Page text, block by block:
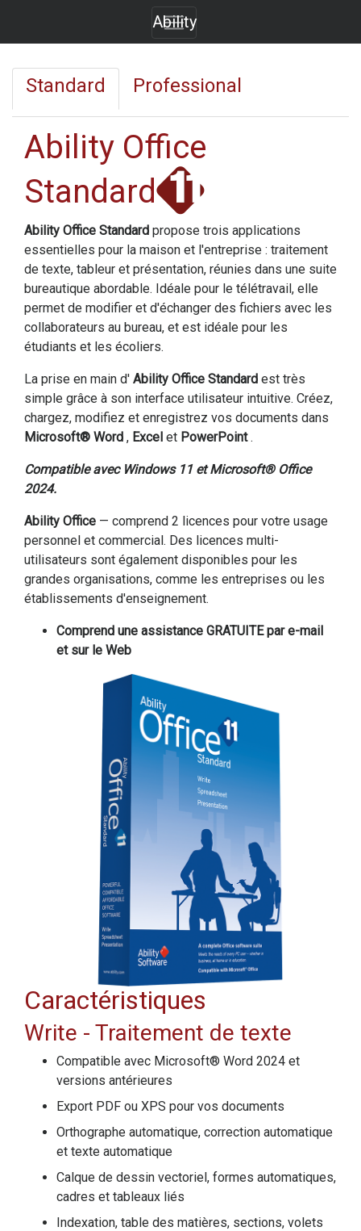
Ability
Standard Professional
Ability Office
Standard
Ability Office Standard propose trois applications
essentielles pour la maison et l'entreprise : traitement
de texte, tableur et présentation, réunies dans une suite
bureautique abordable. Idéale pour le télétravail, elle
permet de modifier et d'échanger des fichiers avec les
collaborateurs au bureau, et est idéale pour les
étudiants et les écoliers.
La prise en main d' Ability Office Standard est très
simple grâce à son interface utilisateur intuitive. Créez,
chargez, modifiez et enregistrez vos documents dans
Microsoft® Word , Excel et PowerPoint.
Compatible avec Windows 11 et Microsoft® Office
2024.
Ability Office — comprend 2 licences pour votre usage
personnel et commercial. Des licences multi-
utilisateurs sont également disponibles pour les
grandes organisations, comme les entreprises ou les
établissements d'enseignement.
Comprend une assistance GRATUITE par e-mail
et sur le Web
Caractéristiques
Write - Traitement de texte
Compatible avec Microsoft® Word 2024 et
versions antérieures
Export PDF ou XPS pour vos documents
Orthographe automatique, correction automatique
et texte automatique
Calque de dessin vectoriel, formes automatiques,
cadres et tableaux liés
Indexation, table des matières, sections, volets